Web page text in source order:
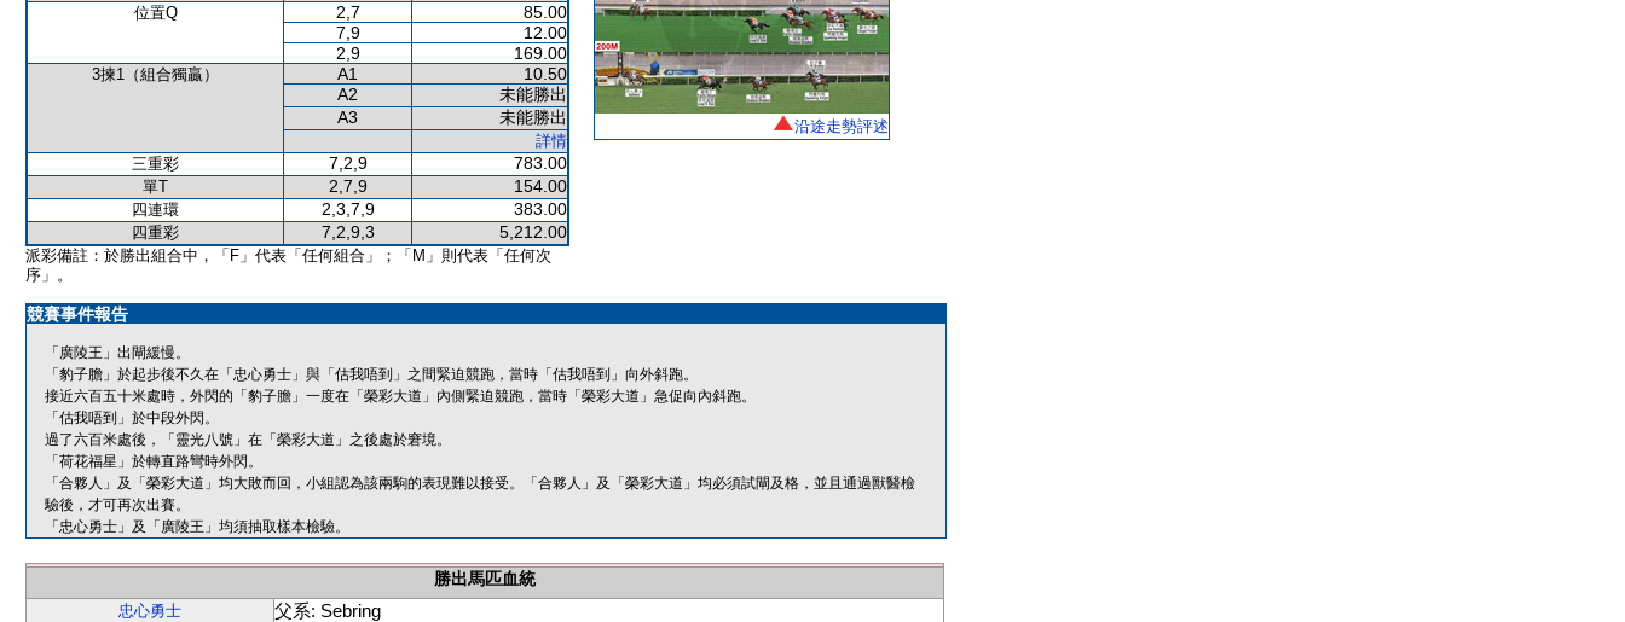
位置Q 2,7
85.00
7,9
12.00
2,9
169.00
3揀1（組合獨贏） A1
10.50
A2
未能勝出
A3
未能勝出
詳情
三重彩
7,2,9 783.00
單T 2,7,9 154.00
四連環 2,3,7,9 383.00
四重彩 7,2,9,3 5,212.00
派彩備註：於勝出組合中，「F」代表「任何組合」；「M」則代表「任何次
序」。
沿途走勢評述
競賽事件報告
「廣陵王」出閘緩慢。
「豹子膽」於起步後不久在「忠心勇士」與「估我唔到」之間緊迫競跑，當時「估我唔到」向外斜跑。
接近六百五十米處時，外閃的「豹子膽」一度在「榮彩大道」內側緊迫競跑，當時「榮彩大道」急促向內斜跑。
「估我唔到」於中段外閃。
過了六百米處後，「靈光八號」在「榮彩大道」之後處於窘境。
「荷花福星」於轉直路彎時外閃。
「合夥人」及「榮彩大道」均大敗而回，小組認為該兩駒的表現難以接受。「合夥人」及「榮彩大道」均必須試閘及格，並且通過獸醫檢
驗後，才可再次出賽。
「忠心勇士」及「廣陵王」均須抽取樣本檢驗。
勝出馬匹血統
忠心勇士
父系: Sebring